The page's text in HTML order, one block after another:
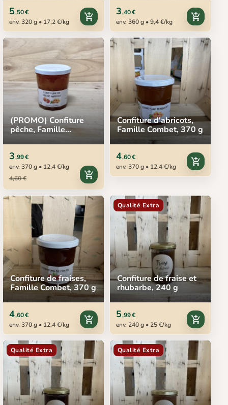
5,50 €
env. 320 g • 17,2 €/kg
add_shopping_cart 3,40 €
env. 360 g • 9,4 €/kg
add_shopping_cart
(PROMO) Confiture
pêche, Famille
Combet, 370 g
3,99 €
env. 370 g • 12,4 €/kg
4,60 €
add_shopping_cart
Confiture d'abricots,
Famille Combet, 370 g
4,60 €
env. 370 g • 12,4 €/kg
add_shopping_cart
Confiture de fraises,
Famille Combet, 370 g
4,60 €
env. 370 g • 12,4 €/kg
add_shopping_cart
Qualité Extra
Confiture de fraise et
rhubarbe, 240 g
5,99 €
env. 240 g • 25 €/kg
add_shopping_cart
Qualité Extra Qualité Extra